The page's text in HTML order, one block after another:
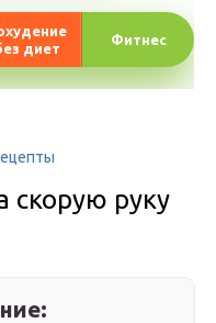
диет
Фитнес
скорую руку